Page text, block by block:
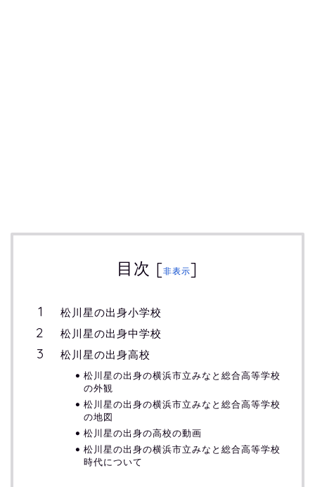
目次 [非表示]
松川星の出身小学校
松川星の出身中学校
松川星の出身高校
松川星の出身の横浜市立みなと総合高等学校
の外観
松川星の出身の横浜市立みなと総合高等学校
の地図
松川星の出身の高校の動画
松川星の出身の横浜市立みなと総合高等学校
時代について